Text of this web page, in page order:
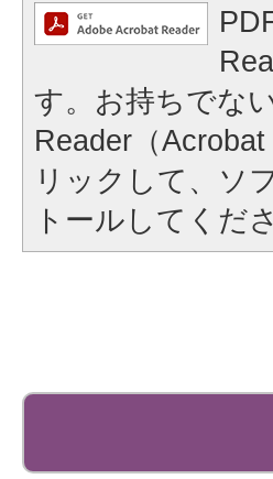
す。お持ちでな
Reader（
リックして、ソ
トールしてくだ